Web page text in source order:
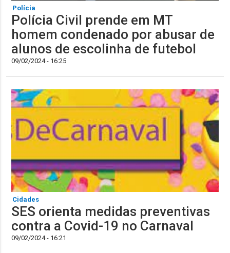
Polícia
Polícia Civil prende em MT
homem condenado por abusar de
alunos de escolinha de futebol
09/02/2024 - 16:25
Cidades
SES orienta medidas preventivas
contra a Covid-19 no Carnaval
09/02/2024 - 16:21